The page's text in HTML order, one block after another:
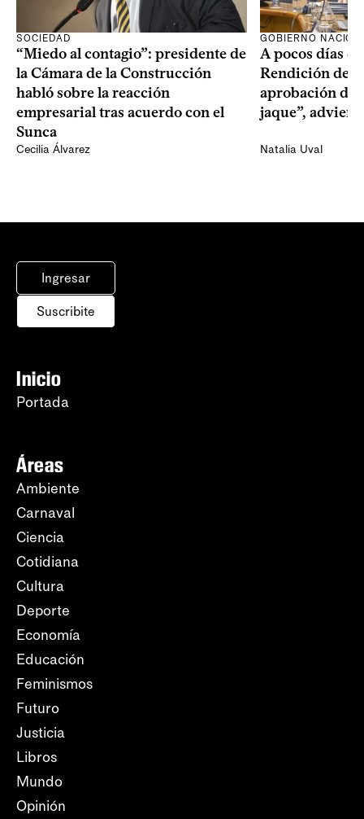
SOCIEDAD
“Miedo al contagio”: presidente de
la Cámara de la Construcción
habló sobre la reacción
empresarial tras acuerdo con el
Sunca
Cecilia Álvarez
GOBIERNO
A pocos días
Rendición de
aprobación del
jaque”,
Natalia Uval
Ingresar
Suscribite
Inicio
Portada
Áreas
Ambiente
Carnaval
Ciencia
Cotidiana
Cultura
Deporte
Economía
Educación
Feminismos
Futuro
Justicia
Libros
Mundo
Opinión